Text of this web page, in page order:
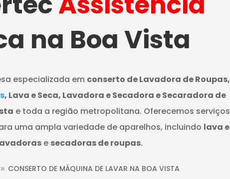
na Boa Vista
especializada em conserto de Lavadora de Roupas,
, Lava e Seca, Lavadora e Secadora e Secaradora de
e toda a região metropolitana. Oferecemos serviços
uma ampla variedade de aparelhos, incluindo lava e
e secadoras de roupas.
9 CONSERTO DE MÁQUINA DE LAVAR NA BOA VISTA